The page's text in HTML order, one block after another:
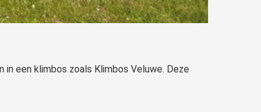
een klimbos zoals Klimbos Veluwe. Deze